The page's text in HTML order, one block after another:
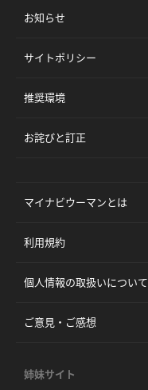
お知らせ
サイトポリシー
推奨環境
お詫びと訂正
マイナビウーマンとは
利用規約
個人情報の取扱いについて
ご意見・ご感想
姉妹サイト